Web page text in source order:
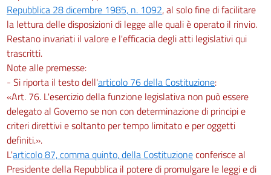
art. 35
art. 36
Disposizioni di rinvio
art. 38
art. 39
LIBRO SECONDO
PROCESSO AMMINISTRATIVO DI PRIMO GRADO
Titolo I
Disposizioni generali
Repubblica 28 dicembre 1985, n. 1092, al solo fine di facilitare
la lettura delle disposizioni di legge alle quali è operato il rinvio.
Restano invariati il valore e l'efficacia degli atti legislativi qui
trascritti.
Note alle premesse:
- Si riporta il testo dell'articolo 76 della Costituzione:
«Art. 76. L'esercizio della funzione legislativa non può essere
delegato al Governo se non con determinazione di principi e
criteri direttivi e soltanto per tempo limitato e per oggetti
definiti.».
L'articolo 87, comma quinto, della Costituzioneconferisce al
Presidente della Repubblica il potere di promulgare le leggi e di